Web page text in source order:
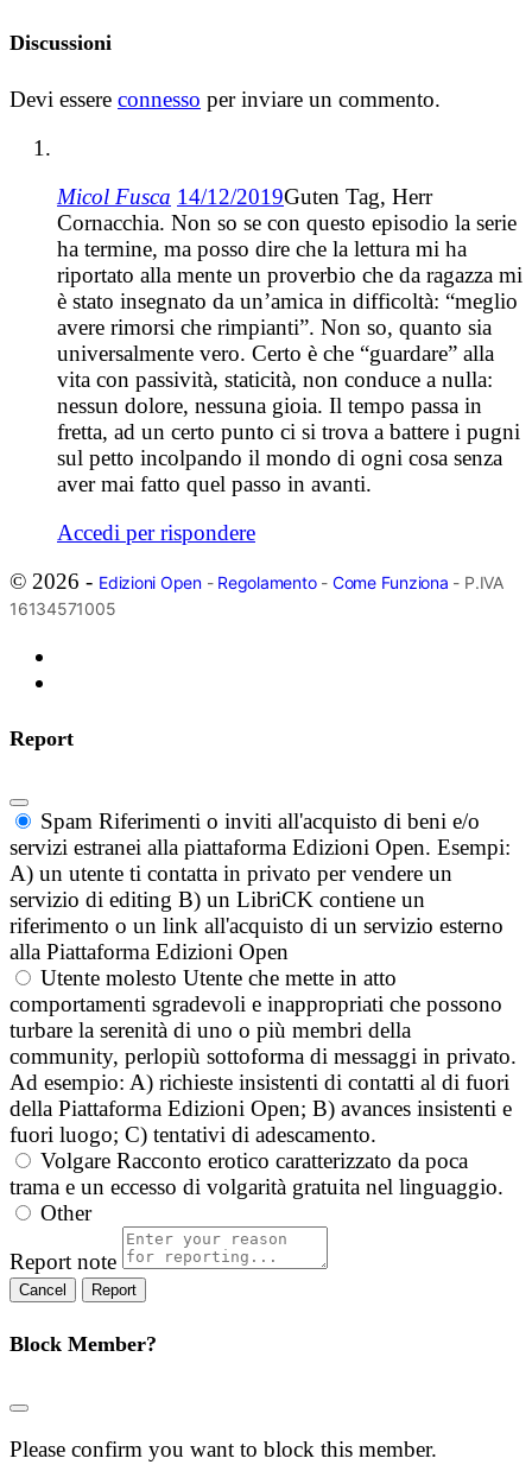
Discussioni
Devi essere connesso per inviare un commento.
Micol Fusca 14/12/2019Guten Tag, Herr
Cornacchia. Non so se con questo episodio la serie
ha termine, ma posso dire che la lettura mi ha
riportato alla mente un proverbio che da ragazza mi
è stato insegnato da un’amica in difficoltà: “meglio
avere rimorsi che rimpianti”. Non so, quanto sia
universalmente vero. Certo è che “guardare” alla
vita con passività, staticità, non conduce a nulla:
nessun dolore, nessuna gioia. Il tempo passa in
fretta, ad un certo punto ci si trova a battere i pugni
sul petto incolpando il mondo di ogni cosa senza
aver mai fatto quel passo in avanti.
Accedi per rispondere
© 2026 - Edizioni Open- Regolamento- Come Funziona - P.IVA
16134571005
Report
Spam Riferimenti o inviti all'acquisto di beni e/o
servizi estranei alla piattaforma Edizioni Open. Esempi:
A) un utente ti contatta in privato per vendere un
servizio di editing B) un LibriCK contiene un
riferimento o un link all'acquisto di un servizio esterno
alla Piattaforma Edizioni Open
Utente molesto Utente che mette in atto
comportamenti sgradevoli e inappropriati che possono
turbare la serenità di uno o più membri della
community, perlopiù sottoforma di messaggi in privato.
Ad esempio: A) richieste insistenti di contatti al di fuori
della Piattaforma Edizioni Open; B) avances insistenti e
fuori luogo; C) tentativi di adescamento.
Volgare Racconto erotico caratterizzato da poca
trama e un eccesso di volgarità gratuita nel linguaggio.
Other
Report note
Report
Block Member?
Please confirm you want to block this member.